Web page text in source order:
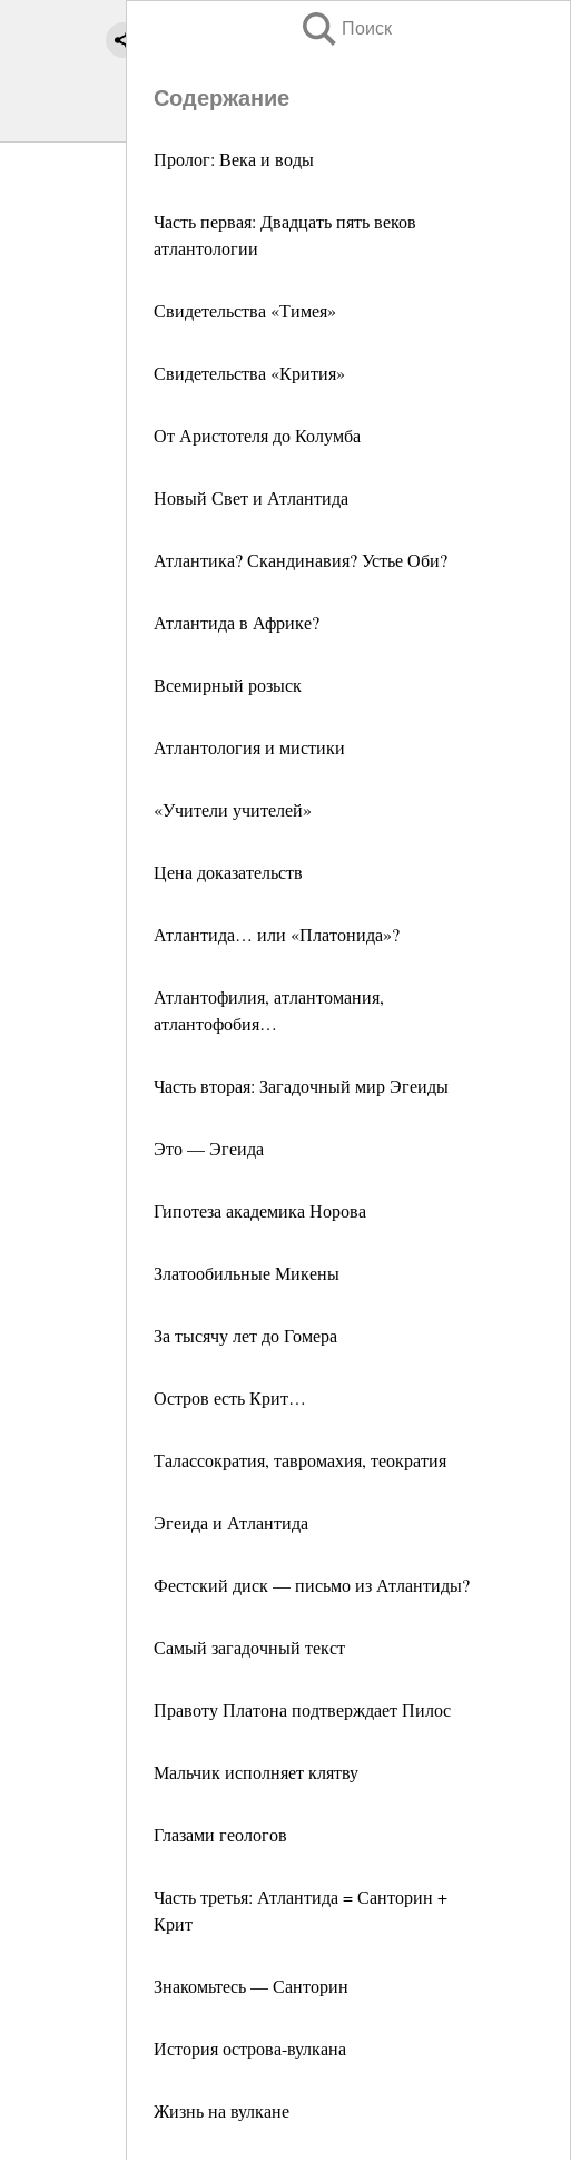
Поиск
Содержание
Пролог: Века и воды
Часть первая: Двадцать пять веков
атлантологии
Свидетельства «Тимея»
Свидетельства «Крития»
От Аристотеля до Колумба
Новый Свет и Атлантида
Атлантика? Скандинавия? Устье Оби?
Атлантида в Африке?
Всемирный розыск
Атлантология и мистики
«Учители учителей»
Цена доказательств
Атлантида… или «Платонида»?
Атлантофилия, атлантомания,
атлантофобия…
Часть вторая: Загадочный мир Эгеиды
Это — Эгеида
Гипотеза академика Норова
Златообильные Микены
За тысячу лет до Гомера
Остров есть Крит…
Талассократия, тавромахия, теократия
Эгеида и Атлантида
Фестский диск — письмо из Атлантиды?
Самый загадочный текст
Правоту Платона подтверждает Пилос
Мальчик исполняет клятву
Глазами геологов
Часть третья: Атлантида = Санторин +
Крит
Знакомьтесь — Санторин
История острова-вулкана
Жизнь на вулкане